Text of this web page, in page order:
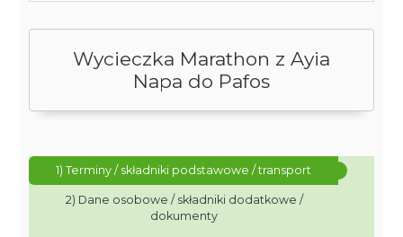
Wycieczka Marathon z Ayia
Napa do Pafos
1) Terminy / składniki podstawowe / transport
2) Dane osobowe / składniki dodatkowe /
dokumenty